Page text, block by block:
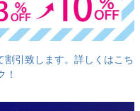
割引致します。詳しくはこち
！